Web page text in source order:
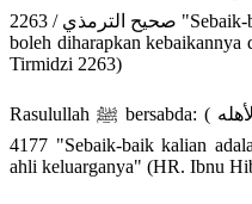
صحيح الترمذي / 2263 "Sebaik-baik kalian adalah orang yang paling
boleh diharapkan
Tirmidzi 2263)
Rasulullah ﷺ bersabda: ( خيركم خيركم لأهله ) صحيح ابن حبان /
4177 "Sebaik-baik kalian adalah orang yang paling baik terhadap
ahli keluarganya" (HR. Ibnu